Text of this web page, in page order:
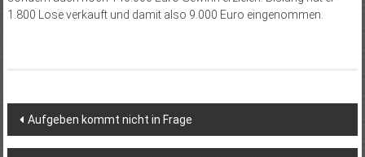
1.800 Lose verkauft und damit also 9.000 Euro eingenommen.
Beitragsnavigation
Aufgeben kommt nicht in Frage